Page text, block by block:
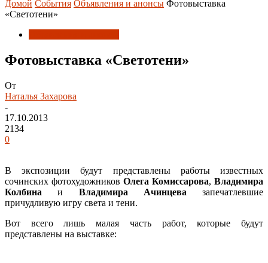
Домой События Объявления и анонсы Фотовыставка
«Светотени»
Фотовыставка «Светотени»
От
Наталья Захарова
-
17.10.2013
2134
0
В экспозиции будут представлены работы известных
сочинских фотохудожников Олега Комиссарова, Владимира
Колбина и Владимира Ачинцева запечатлевшие
причудливую игру света и тени.
Вот всего лишь малая часть работ, которые будут
представлены на выставке: